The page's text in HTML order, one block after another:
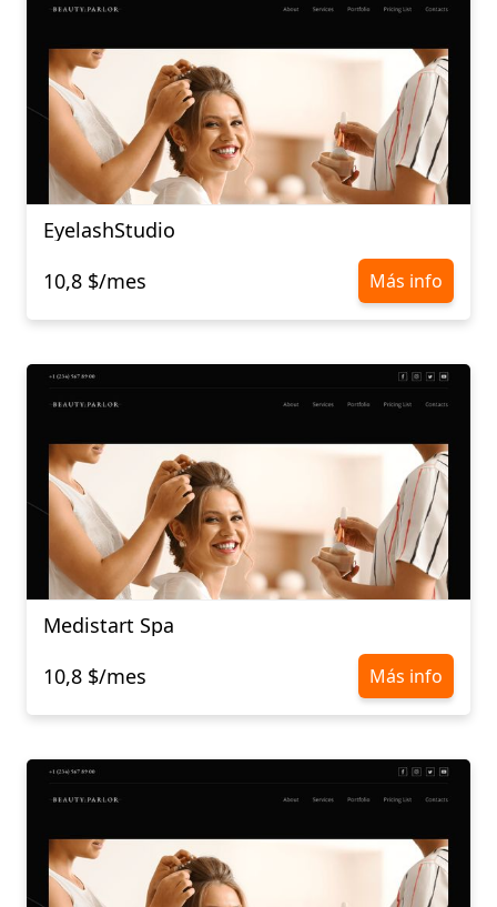
EyelashStudio
10,8 $/mes
Más info
Medistart Spa
10,8 $/mes
Más info